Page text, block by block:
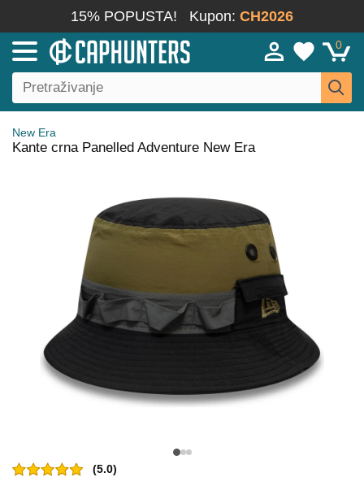
15% POPUSTA! Kupon: CH2026
0
New Era
Kante crna Panelled Adventure New Era
(5.0)